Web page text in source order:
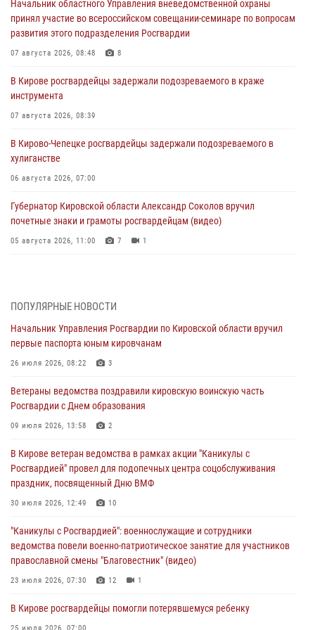
Начальник областного Управления вневедомственной охраны
принял участие во всероссийском совещании-семинаре по вопросам
развития этого подразделения Росгвардии
07 августа 2026, 08:48 8
В Кирове росгвардейцы задержали подозреваемого в краже
инструмента
07 августа 2026, 08:39
В Кирово-Чепецке росгвардейцы задержали подозреваемого в
хулиганстве
06 августа 2026, 07:00
Губернатор Кировской области Александр Соколов вручил
почетные знаки и грамоты росгвардейцам (видео)
05 августа 2026, 11:00 7 1
04 августа 2026, 09:30
В Кирове росгвардейцы задержали подозреваемого в грабеже
03 августа 2026, 09:01
митинге в честь Дня воздушно-десантных войск
03 августа 2026, 08:45
магазина
02 августа 2026, 07:00
1 августа – День дежурной службы войск национальной гвардии
01 августа 2026, 09:39
ПОПУЛЯРНЫЕ НОВОСТИ
Начальник Управления Росгвардии по Кировской области вручил
первые паспорта юным кировчанам
26 июля 2026, 08:22 3
Ветераны ведомства поздравили кировскую воинскую часть
Росгвардии с Днем образования
09 июля 2026, 13:58 2
В Кирове ветеран ведомства в рамках акции "Каникулы с
Росгвардией" провел для подопечных центра соцобслуживания
праздник, посвященный Дню ВМФ
30 июля 2026, 12:49 10
"Каникулы с Росгвардией": военнослужащие и сотрудники
ведомства повели военно-патриотическое занятие для участников
православной смены "Благовестник" (видео)
23 июля 2026, 07:30 12 1
В Кирове росгвардейцы помогли потерявшемуся ребенку
25 июля 2026, 07:00